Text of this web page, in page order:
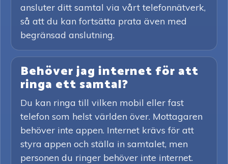
ansluter ditt samtal via vårt telefonnätverk,
så att du kan fortsätta prata även med
begränsad anslutning.
Behöver jag internet för att
ringa ett samtal?
Du kan ringa till vilken mobil eller fast
telefon som helst världen över. Mottagaren
behöver inte appen. Internet krävs för att
styra appen och ställa in samtalet, men
personen du ringer behöver inte internet.